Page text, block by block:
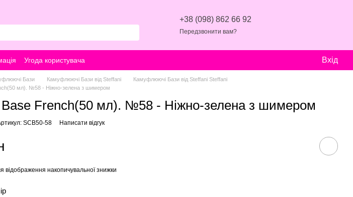
+38 (098) 862 66 92
Передзвонити вам?
Угода користувача Вхід
Бази Камуфлюючі Бази від Steffani
Камуфлюючі Бази від Steffani Steffani
мл). №58 - Ніжно-зелена з шимером
Base French(50 мл). №58 - Ніжно-зелена з шимером
SCB50-58 Написати відгук
відображення накопичувальної знижки